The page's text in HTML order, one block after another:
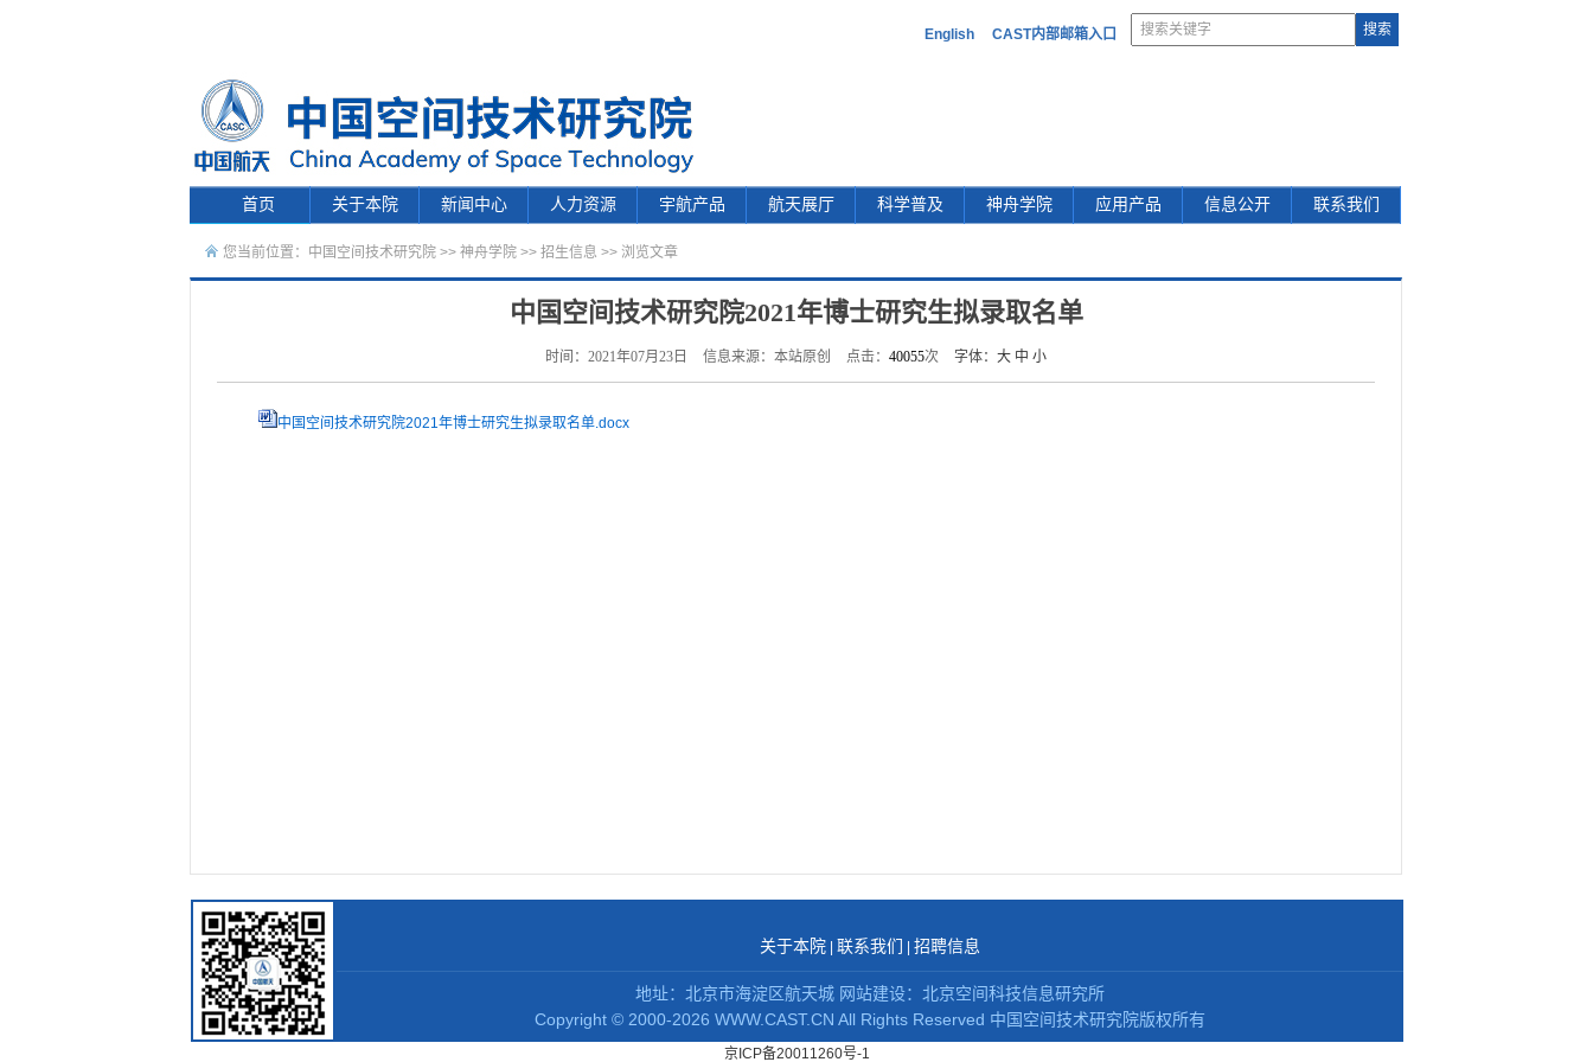
English CAST内部邮箱入口
首页 关于本院 新闻中心 人力资源 宇航产品 航天展厅 科学普及 神舟学院 应用产品 信息公开 联系我们
您当前位置： 中国空间技术研究院 >> 神舟学院 >> 招生信息 >> 浏览文章
中国空间技术研究院2021年博士研究生拟录取名单
时间：2021年07月23日 信息来源：本站原创 点击： 40055次 字体： 大 中 小
中国空间技术研究院2021年博士研究生拟录取名单.docx
关于本院| 联系我们 招聘信息
地址：北京市海淀区航天城 网站建设：北京空间科技信息研究所
Copyright ©2000-2026 WWW.CAST.CN All Rights Reserved 中国空间技术研究院版权所有
京ICP备20011260号-1